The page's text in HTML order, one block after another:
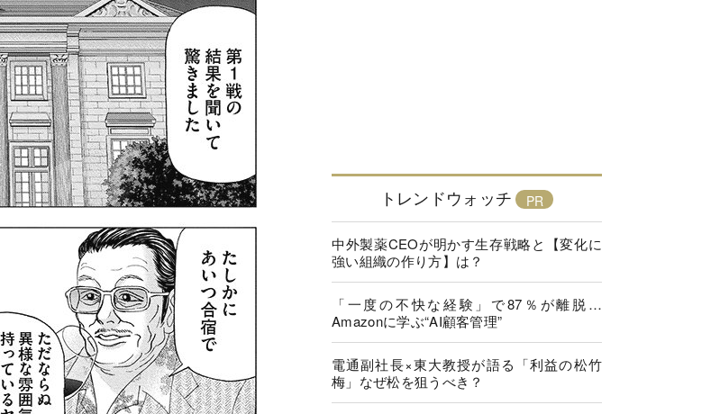
トレンドウォッチ
中外製薬CEOが明かす生存戦略と【変化に
強い組織の作り方】は？
「一度の不快な経験」で87％が離脱…
Amazonに学ぶ“AI顧客管理”
電通副社長×東大教授が語る「利益の松竹
梅」なぜ松を狙うべき？